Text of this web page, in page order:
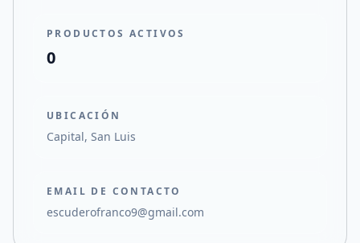
PRODUCTOS ACTIVOS
0
UBICACIÓN
Capital, San Luis
EMAIL DE CONTACTO
escuderofranco9@gmail.com